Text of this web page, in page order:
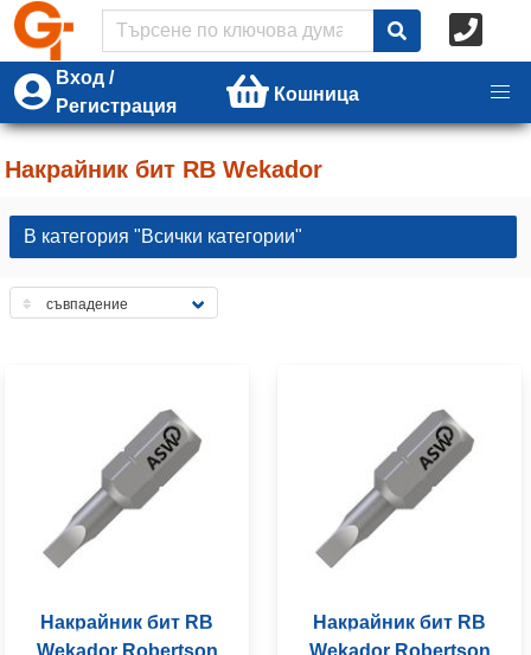
Вход /
Регистрация
Кошница
Накрайник бит RB Wekador
В категория "Всички категории"
Накрайник бит RB
Wekador Robertson
Накрайник бит RB
Wekador Robertson